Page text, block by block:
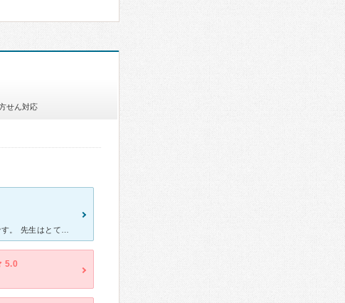
せん対応
5.0